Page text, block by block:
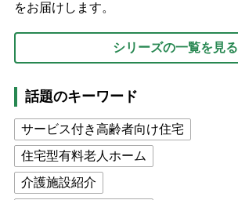
をお届けします。
シリーズの一覧を見る
話題のキーワード
サービス付き高齢者向け住宅
住宅型有料老人ホーム
介護施設紹介